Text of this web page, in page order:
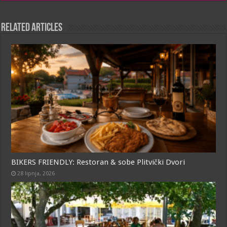
o
o
k
A
p
p
e
r
Related Articles
BIKERS FRIENDLY: Restoran & sobe Plitvički Dvori
28 lipnja, 2026